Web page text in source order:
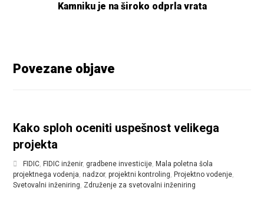
Kamniku je na široko odprla vrata
Povezane objave
Kako sploh oceniti uspešnost velikega
projekta
FIDIC, FIDIC inženir, gradbene investicije, Mala poletna šola
projektnega vodenja,nadzor,projektni kontroling, Projektno vodenje,
Svetovalni inženiring, Združenje za svetovalni inženiring